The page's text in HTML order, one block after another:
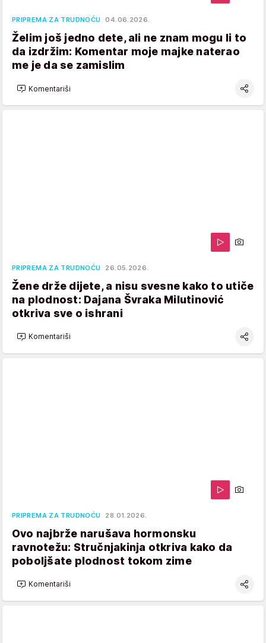
PRIPREMA ZA TRUDNOĆU 04.06.2026.
Želim još jedno dete, ali ne znam mogu li to
da izdržim: Komentar moje majke naterao
me je da se zamislim
Komentariši
PRIPREMA ZA TRUDNOĆU 26.05.2026.
Žene drže dijete, a nisu svesne kako to utiče
na plodnost: Dajana Švraka Milutinović
otkriva sve o ishrani
Komentariši
PRIPREMA ZA TRUDNOĆU 28.01.2026.
Ovo najbrže narušava hormonsku
ravnotežu: Stručnjakinja otkriva kako da
poboljšate plodnost tokom zime
Komentariši